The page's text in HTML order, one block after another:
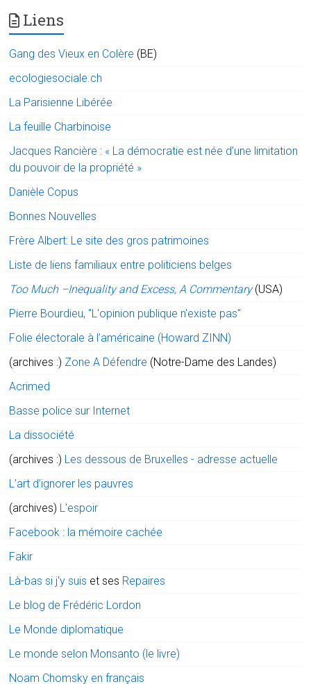
Liens
Gang des Vieux en Colère (BE)
ecologiesociale.ch
La Parisienne Libérée
La feuille Charbinoise
Jacques Rancière : « La démocratie est née d’une limitation
du pouvoir de la propriété »
Danièle Copus
Bonnes Nouvelles
Frère Albert: Le site des gros patrimoines
Liste de liens familiaux entre politiciens belges
Too Much –Inequality and Excess, A Commentary (USA)
Pierre Bourdieu, "L'opinion publique n'existe pas"
Folie électorale à l’américaine (Howard ZINN)
(archives :) Zone A Défendre (Notre-Dame des Landes)
Acrimed
Basse police sur Internet
La dissociété
(archives :) Les dessous de Bruxelles - adresse actuelle
L’art d’ignorer les pauvres
(archives) L'espoir
Facebook : la mémoire cachée
Fakir
Là-bas si j'y suis et ses Repaires
Le blog de Frédéric Lordon
Le Monde diplomatique
Le monde selon Monsanto (le livre)
Noam Chomsky en français